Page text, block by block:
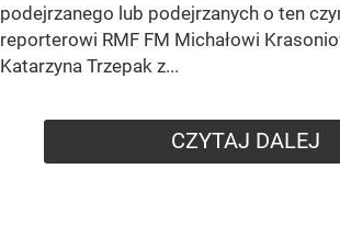
podejrzanego lub podejrzanych o ten
reporterowi RMF FM Michałowi
Katarzyna Trzepak z...
CZYTAJ DALEJ